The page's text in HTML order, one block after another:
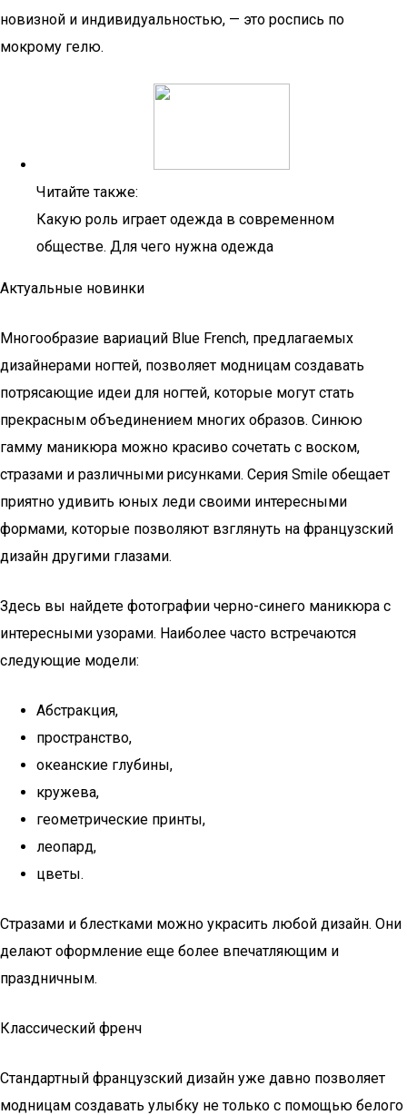
новизной и индивидуальностью, — это роспись по
мокрому гелю.
Читайте также:
Какую роль играет одежда в современном
обществе. Для чего нужна одежда
Актуальные новинки
Многообразие вариаций Blue French, предлагаемых
дизайнерами ногтей, позволяет модницам создавать
потрясающие идеи для ногтей, которые могут стать
прекрасным объединением многих образов. Синюю
гамму маникюра можно красиво сочетать с воском,
стразами и различными рисунками. Серия Smile обещает
приятно удивить юных леди своими интересными
формами, которые позволяют взглянуть на французский
дизайн другими глазами.
Здесь вы найдете фотографии черно-синего маникюра с
интересными узорами. Наиболее часто встречаются
следующие модели:
Абстракция,
пространство,
океанские глубины,
кружева,
геометрические принты,
леопард,
цветы.
Стразами и блестками можно украсить любой дизайн. Они
делают оформление еще более впечатляющим и
праздничным.
Классический френч
Стандартный французский дизайн уже давно позволяет
модницам создавать улыбку не только с помощью белого